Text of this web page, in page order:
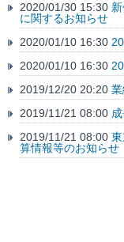
2020/01/30 15:30
に関するお知らせ
2020/01/10 16:30
2020/01/10 16:30
2019/12/20 20:20
2019/11/21 08:00
2019/11/21 08:00
算情報等のお知らせ